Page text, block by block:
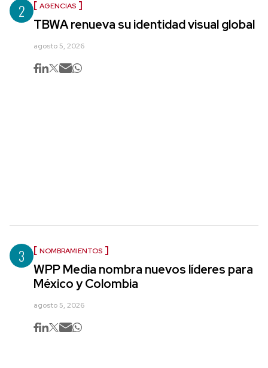
2 AGENCIAS
TBWA renueva su identidad visual global
agosto 5, 2026
3 NOMBRAMIENTOS
WPP Media nombra nuevos líderes para
México y Colombia
agosto 5, 2026